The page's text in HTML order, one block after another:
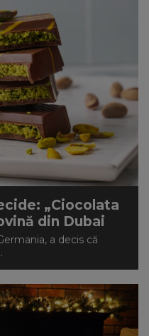
„Ciocolata
din Dubai
a decis că